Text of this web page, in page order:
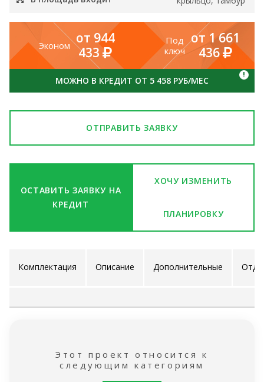
Эконом от 944
433
Под
ключ
от 1 661
436
МОЖНО В КРЕДИТ ОТ 5 458 РУБ/МЕС
!
ХОЧУ ИЗМЕНИТЬ
ПЛАНИРОВКУ
ОСТАВИТЬ ЗАЯВКУ НА
КРЕДИТ
ОТПРАВИТЬ ЗАЯВКУ
Комплектация Описание Дополнительные
Этот проект относится к
следующим категориям